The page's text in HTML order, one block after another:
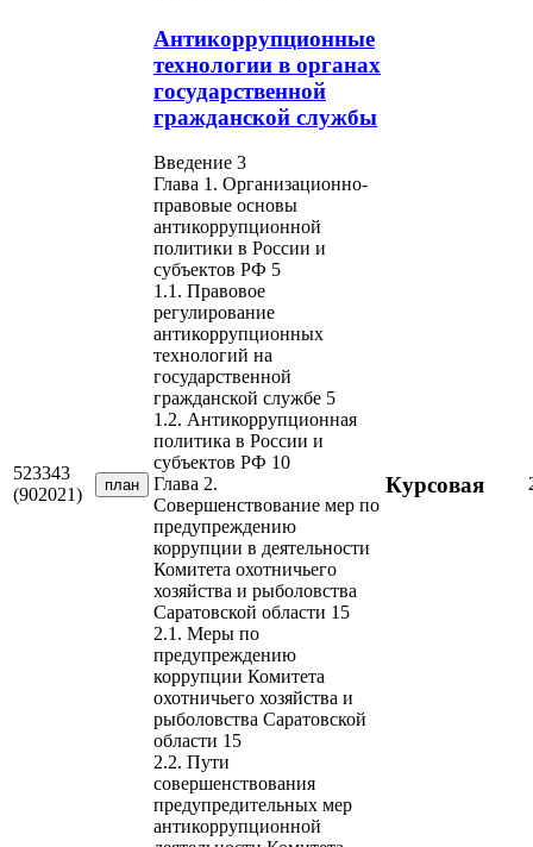
523343
(902021)
план
Антикоррупционные
технологии в органах
государственной
гражданской службы
Введение 3
Глава 1. Организационно-
правовые основы
антикоррупционной
политики в России и
субъектов РФ 5
1.1. Правовое
регулирование
антикоррупционных
технологий на
государственной
гражданской службе 5
1.2. Антикоррупционная
политика в России и
субъектов РФ 10
Глава 2.
Совершенствование мер по
предупреждению
коррупции в деятельности
Комитета охотничьего
хозяйства и рыболовства
Саратовской области 15
2.1. Меры по
предупреждению
коррупции Комитета
охотничьего хозяйства и
рыболовства Саратовской
области 15
2.2. Пути
совершенствования
предупредительных мер
антикоррупционной
Курсовая